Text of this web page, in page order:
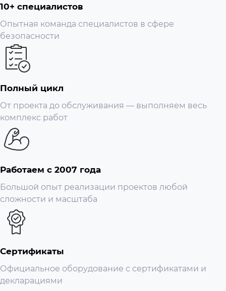
10+ специалистов
Опытная команда специалистов в сфере
безопасности
Полный цикл
От проекта до обслуживания — выполняем весь
комплекс работ
Работаем с 2007 года
Большой опыт реализации проектов любой
сложности и масштаба
Сертификаты
Официальное оборудование с сертификатами и
декларациями